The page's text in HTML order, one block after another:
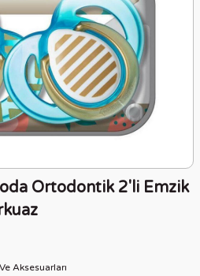
Ortodontik 2'li Emzik
Aksesuarları